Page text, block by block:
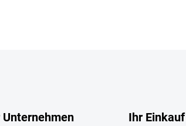
Unternehmen Ihr Einkauf